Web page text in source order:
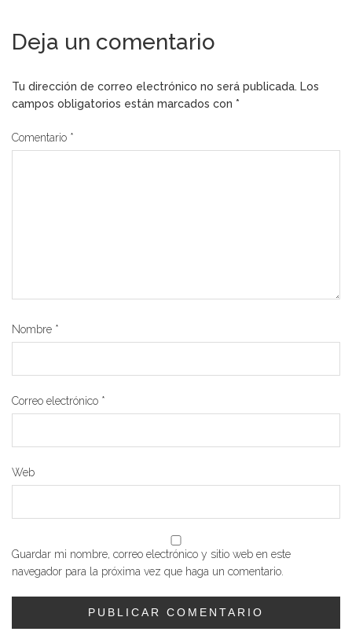
Deja un comentario
Tu dirección de correo electrónico no será publicada. Los
campos obligatorios están marcados con *
Comentario *
Nombre *
Correo electrónico *
Web
Guardar mi nombre, correo electrónico y sitio web en este
navegador para la próxima vez que haga un comentario.